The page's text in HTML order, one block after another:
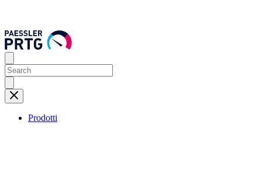
Prodotti